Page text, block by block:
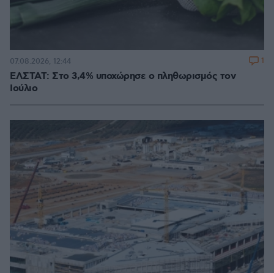
ΕΛΣΤΑΤ: Στο 3,4% υποχώρησε ο πληθωρισμός τον
Ιούλιο
07.08.2026, 12:44 1